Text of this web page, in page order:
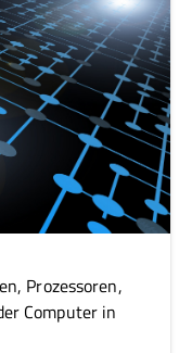
Prozessoren,
Computer in